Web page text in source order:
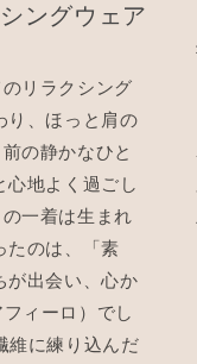
ングウェア
リラクシング
り、ほっと肩の
の静かなひと
心地よく過ごし
一着は生まれ
たのは、「素
が出会い、心か
ィーロ）でし
維に練り込んだ